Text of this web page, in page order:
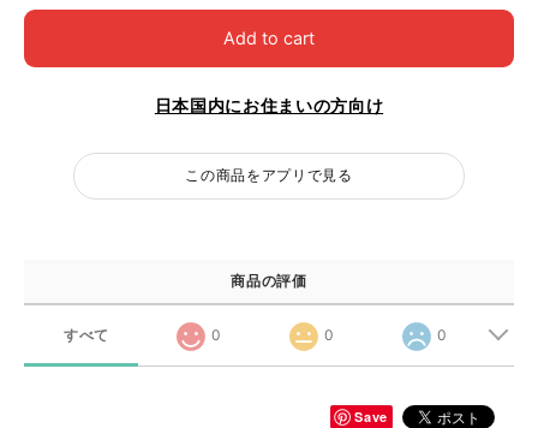
Add to cart
日本国内にお住まいの方向け
この商品をアプリで見る
商品の評価
すべて 0 0 0
Save